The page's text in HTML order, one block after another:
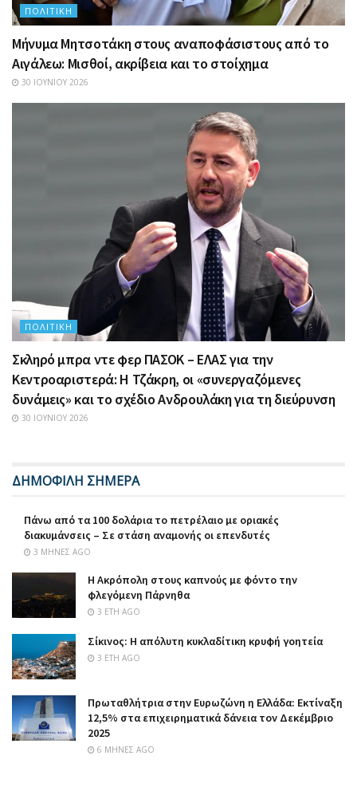
ΠΟΛΙΤΙΚΉ
Μήνυμα Μητσοτάκη στους αναποφάσιστους από το
Αιγάλεω: Μισθοί, ακρίβεια και το στοίχημα
30 ΙΟΥΝΊΟΥ 2026
ΠΟΛΙΤΙΚΉ
Σκληρό μπρα ντε φερ ΠΑΣΟΚ – ΕΛΑΣ για την
Κεντροαριστερά: Η Τζάκρη, οι «συνεργαζόμενες
δυνάμεις» και το σχέδιο Ανδρουλάκη για τη διεύρυνση
30 ΙΟΥΝΊΟΥ 2026
ΔΗΜΟΦΙΛΗ ΣΗΜΕΡΑ
Πάνω από τα 100 δολάρια το πετρέλαιο με οριακές
διακυμάνσεις – Σε στάση αναμονής οι επενδυτές
3 ΜΉΝΕΣ AGO
Η Ακρόπολη στους καπνούς με φόντο την
φλεγόμενη Πάρνηθα
3 ΈΤΗ AGO
Σίκινος: Η απόλυτη κυκλαδίτικη κρυφή γοητεία
3 ΈΤΗ AGO
Πρωταθλήτρια στην Ευρωζώνη η Ελλάδα: Εκτίναξη
12,5% στα επιχειρηματικά δάνεια τον Δεκέμβριο
2025
6 ΜΉΝΕΣ AGO